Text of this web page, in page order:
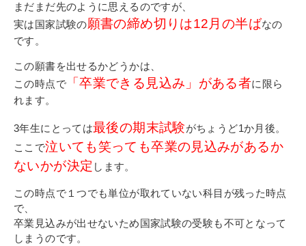
1号館総合受付：〒194-0022 東京都町田市森野1-7-8
TEL：042-729-1026 (平日8時30分〜17時30分)
まだまだ先のように思えるのですが、
実は国家試験の願書の締め切りは12月の半ばなの
です。
この願書を出せるかどうかは、
この時点で「卒業できる見込み」がある者に限ら
れます。
3年生にとっては最後の期末試験がちょうど1か月後。
ここで泣いても笑っても卒業の見込みがあるか
ないかが決定 します。
この時点で１つでも単位が取れていない科目が残った時点
で、
卒業見込みが出せないため国家試験の受験も不可となって
しまうのです。